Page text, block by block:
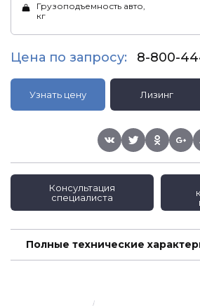
Грузоподъемность авто,
кг
Цена по запросу: 8-800-
Узнать цену Лизинг
Консультация
специалиста
Полные технические